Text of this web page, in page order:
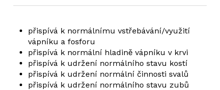
přispívá k normálnímu vstřebávání/využití
vápníku a fosforu
přispívá k normální hladině vápníku v krvi
přispívá k udržení normálního stavu kostí
přispívá k udržení normální činnosti svalů
přispívá k udržení normálního stavu zubů